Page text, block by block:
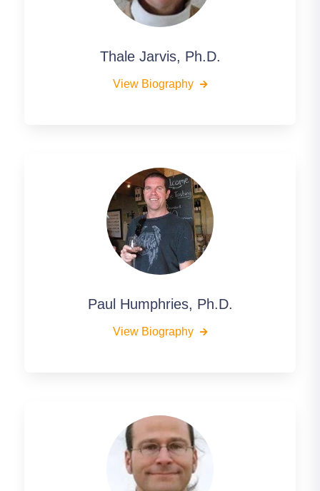
Thale Jarvis, Ph.D.
View Biography
Paul Humphries, Ph.D.
View Biography